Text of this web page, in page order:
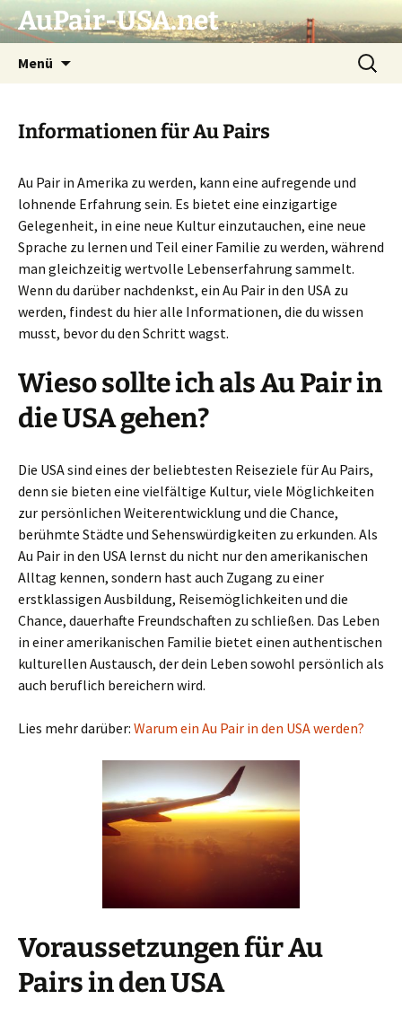
AuPair-USA.net
Menü
Suchen
nach:
Informationen für Au Pairs
Au Pair in Amerika zu werden, kann eine aufregende und
lohnende Erfahrung sein. Es bietet eine einzigartige
Gelegenheit, in eine neue Kultur einzutauchen, eine neue
Sprache zu lernen und Teil einer Familie zu werden, während
man gleichzeitig wertvolle Lebenserfahrung sammelt.
Wenn du darüber nachdenkst, ein Au Pair in den USA zu
werden, findest du hier alle Informationen, die du wissen
musst, bevor du den Schritt wagst.
Wieso sollte ich als Au Pair in
die USA gehen?
Die USA sind eines der beliebtesten Reiseziele für Au Pairs,
denn sie bieten eine vielfältige Kultur, viele Möglichkeiten
zur persönlichen Weiterentwicklung und die Chance,
berühmte Städte und Sehenswürdigkeiten zu erkunden. Als
Au Pair in den USA lernst du nicht nur den amerikanischen
Alltag kennen, sondern hast auch Zugang zu einer
erstklassigen Ausbildung, Reisemöglichkeiten und die
Chance, dauerhafte Freundschaften zu schließen. Das Leben
in einer amerikanischen Familie bietet einen authentischen
kulturellen Austausch, der dein Leben sowohl persönlich als
auch beruflich bereichern wird.
Lies mehr darüber: Warum ein Au Pair in den USA werden?
Voraussetzungen für Au
Pairs in den USA